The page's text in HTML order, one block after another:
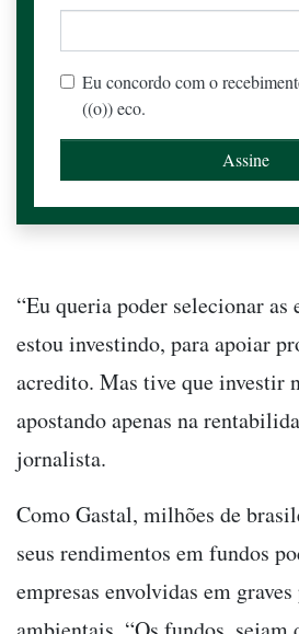
Eu concordo com o
((o)) eco.
“Eu queria poder selecionar as
estou investindo, para apoiar
acredito. Mas tive que investir
apostando apenas na
jornalista.
Como Gastal, milhões de
seus rendimentos em fundos
empresas envolvidas em